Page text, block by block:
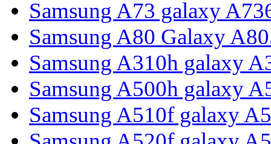
Samsung A73 galaxy
Samsung A80 Galaxy
Samsung A310h galaxy
Samsung A500h galaxy
Samsung A510f galaxy